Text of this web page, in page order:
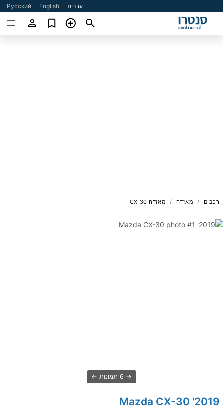
עברית English
Русский
רכבים מאזדה מאזדה CX-30
6 תמונות
2019' Mazda CX-30